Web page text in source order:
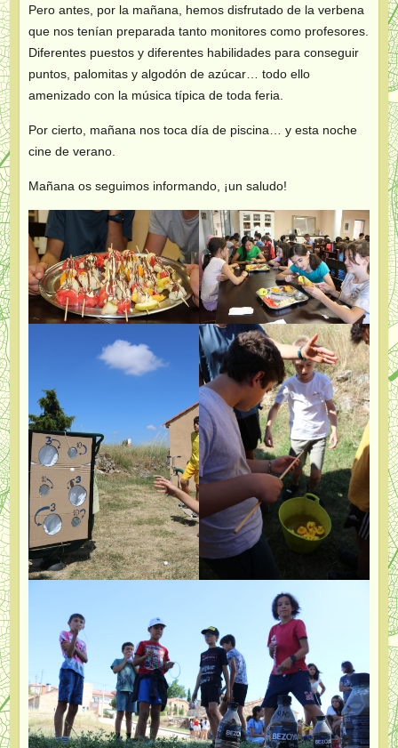
Pero antes, por la mañana, hemos disfrutado de la verbena
que nos tenían preparada tanto monitores como profesores.
Diferentes puestos y diferentes habilidades para conseguir
puntos, palomitas y algodón de azúcar… todo ello
amenizado con la música típica de toda feria.
Por cierto, mañana nos toca día de piscina… y esta noche
cine de verano.
Mañana os seguimos informando, ¡un saludo!